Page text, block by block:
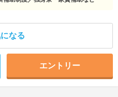
なる
エントリー